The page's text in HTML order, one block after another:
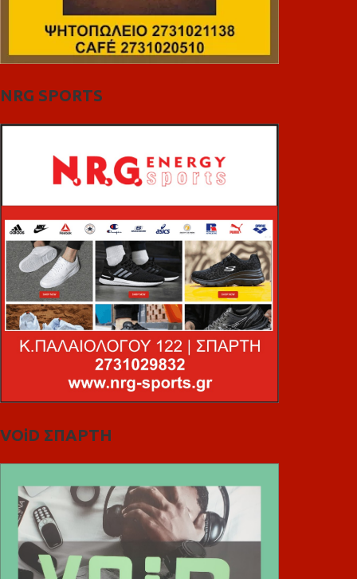
NRG SPORTS
VOiD ΣΠΑΡΤΗ